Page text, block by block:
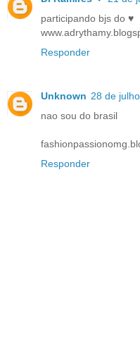
participando bjs do ♥
Responder
Unknown 28 de
nao sou do brasil
Responder